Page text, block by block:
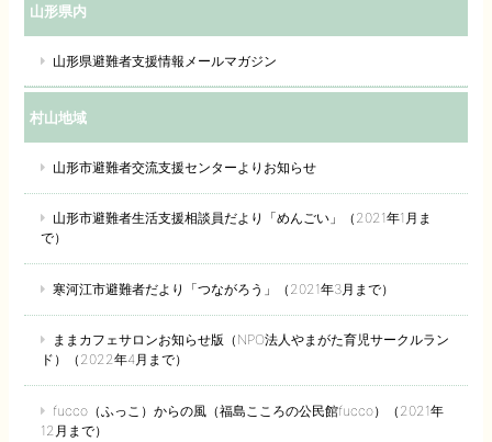
山形県内
山形県避難者支援情報メールマガジン
村山地域
山形市避難者交流支援センターよりお知らせ
山形市避難者生活支援相談員だより「めんごい」（2021年1月ま
で）
寒河江市避難者だより「つながろう」（2021年3月まで）
ままカフェサロンお知らせ版（NPO法人やまがた育児サークルラン
ド）（2022年4月まで）
fucco（ふっこ）からの風（福島こころの公民館fucco）（2021年
12月まで）